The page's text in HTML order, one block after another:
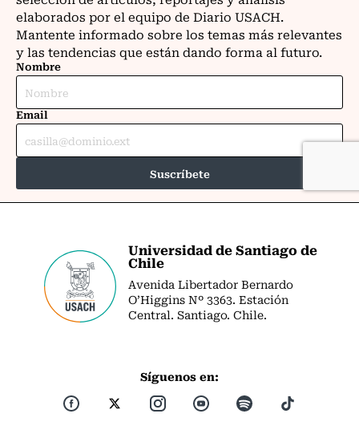
Universidad de Santiago de
Chile
Avenida Libertador Bernardo
O’Higgins Nº 3363. Estación
Central. Santiago. Chile.
Síguenos en: